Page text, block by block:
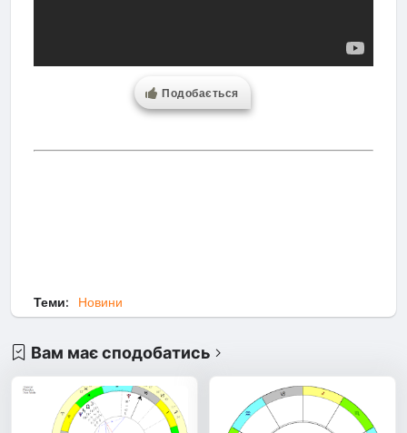
Подобається
Теми: Новини
Вам має сподобатись